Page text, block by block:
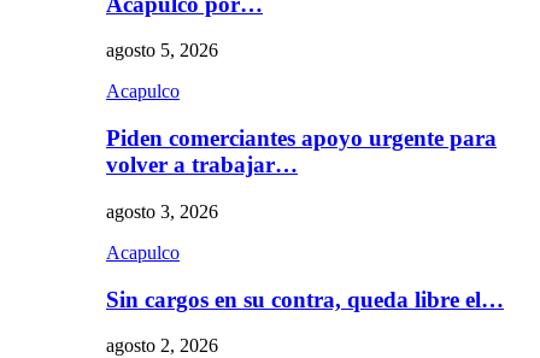
agosto 5, 2026
Acapulco
Piden comerciantes apoyo urgente para
volver a trabajar…
agosto 3, 2026
Acapulco
Sin cargos en su contra, queda libre el…
agosto 2, 2026